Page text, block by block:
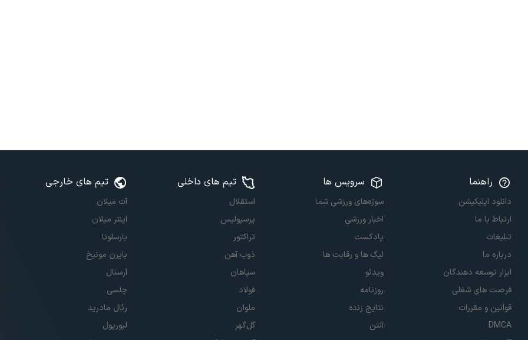
راهنما
دانلود اپلیکیشن
ارتباط با ما
تبلیغات
درباره ما
ابزار توسعه دهندگان
فرصت های شغلی
قوانین و مقررات
DMCA
سرویس ها
سوژه‌های ورزشی شما
اخبار ورزشی
پادکست
لیگ ها و رقابت ها
ویدئو
روزنامه
نتایج زنده
آنتن
تیم های داخلی
استقلال
پرسپولیس
تراکتور
ذوب آهن
سپاهان
فولاد
ملوان
گل‌گهر
تیم های خارجی
آث میلان
اینتر میلان
بارسلونا
بایرن مونیخ
آرسنال
چلسی
رئال مادرید
لیورپول